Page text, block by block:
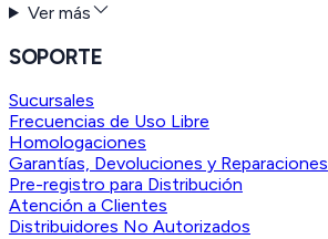
Ver más
SOPORTE
Sucursales
Frecuencias de Uso Libre
Homologaciones
Garantías, Devoluciones y Reparaciones
Pre-registro para Distribución
Atención a Clientes
Distribuidores No Autorizados